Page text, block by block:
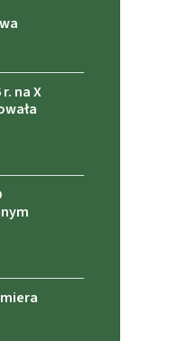
na X